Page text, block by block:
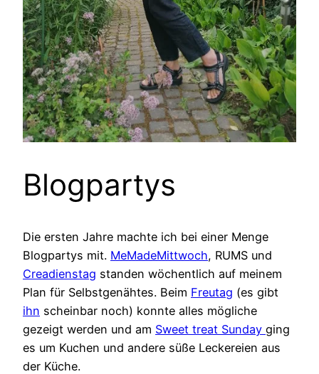
Blogpartys
Die ersten Jahre machte ich bei einer Menge
Blogpartys mit. MeMadeMittwoch, RUMS und
Creadienstag standen wöchentlich auf meinem
Plan für Selbstgenähtes. Beim Freutag (es gibt
ihn scheinbar noch) konnte alles mögliche
gezeigt werden und am Sweet treat Sunday ging
es um Kuchen und andere süße Leckereien aus
der Küche.